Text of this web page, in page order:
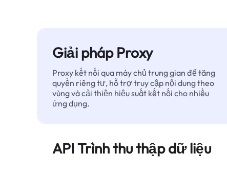
Giải pháp Proxy
Proxy kết nối qua máy chủ trung gian để tăng
quyền riêng tư, hỗ trợ truy cập nội dung theo
vùng và cải thiện hiệu suất kết nối cho nhiều
ứng dụng.
API Trình thu thập dữ liệu